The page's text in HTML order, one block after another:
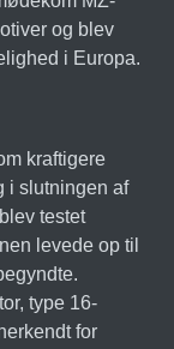
og blev
i Europa.
kraftigere
i slutningen af
testet
levede op til
type 16-
for